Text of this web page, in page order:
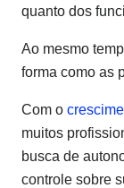
quanto dos
Ao mesmo
forma como as
Com o
muitos
busca de
controle sobre